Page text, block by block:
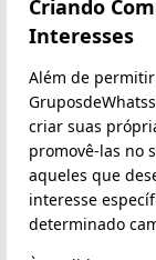
Criando
Interesses
Além de
criar suas
promovê-las no
aqueles que
interesse
determinado